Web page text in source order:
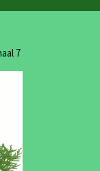
7